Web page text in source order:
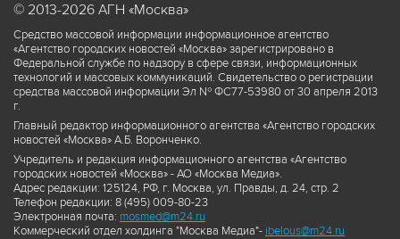
© 2013-2026 АГН «Москва»
Средство массовой информации информационное агентство
«Агентство городских новостей «Москва» зарегистрировано в
Федеральной службе по надзору в сфере связи, информационных
технологий и массовых коммуникаций. Свидетельство о регистрации
средства массовой информации Эл № ФС77-53980 от 30 апреля 2013
г.
Главный редактор информационного агентства «Агентство городских
новостей «Москва» А.Б. Воронченко.
Учредитель и редакция информационного агентства «Агентство
городских новостей «Москва» - АО «Москва Медиа».
Адрес редакции: 125124, РФ, г. Москва, ул. Правды, д. 24, стр. 2
Телефон редакции: 8 (495) 009-80-23
Электронная почта: mosmed@m24.ru
Коммерческий отдел холдинга "Москва Медиа"- ibelous@m24.ru